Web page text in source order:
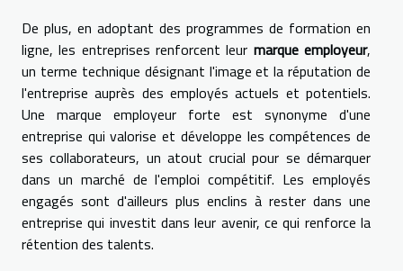
De plus, en adoptant des programmes de formation en
ligne, les entreprises renforcent leur marque employeur,
un terme technique désignant l'image et la réputation de
l'entreprise auprès des employés actuels et potentiels.
Une marque employeur forte est synonyme d'une
entreprise qui valorise et développe les compétences de
ses collaborateurs, un atout crucial pour se démarquer
dans un marché de l'emploi compétitif. Les employés
engagés sont d'ailleurs plus enclins à rester dans une
entreprise qui investit dans leur avenir, ce qui renforce la
rétention des talents.